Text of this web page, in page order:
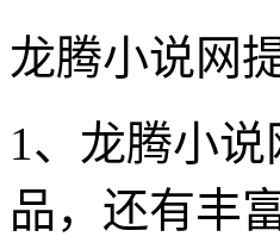
龙腾小说网
1、龙腾小
品，还有丰